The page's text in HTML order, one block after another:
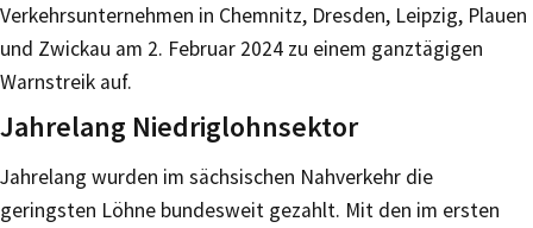
Verkehrsunternehmen in Chemnitz, Dresden, Leipzig, Plauen
und Zwickau am 2. Februar 2024 zu einem ganztägigen
Warnstreik auf.
Jahrelang Niedriglohnsektor
Jahrelang wurden im sächsischen Nahverkehr die
geringsten Löhne bundesweit gezahlt. Mit den im ersten